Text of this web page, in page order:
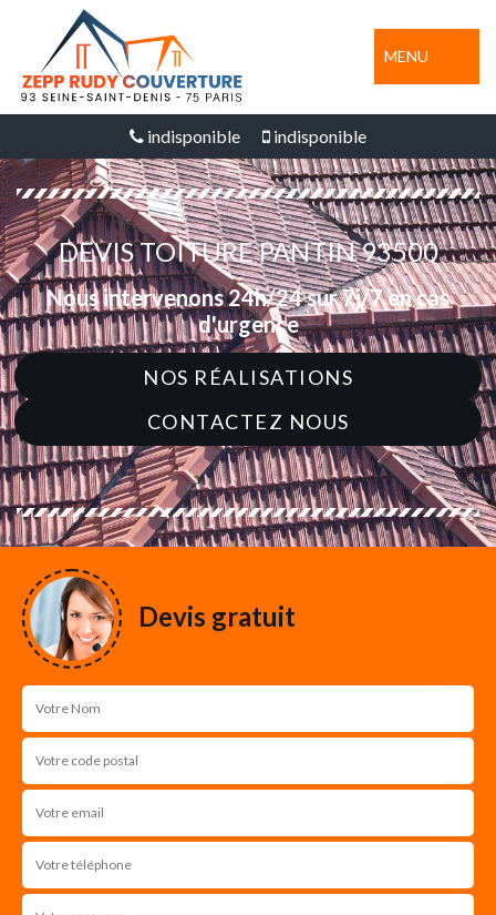
MENU
indisponible indisponible
DEVIS TOITURE PANTIN 93500
Nous intervenons 24h/24 sur 7j/7 en cas
d'urgence
NOS RÉALISATIONS
CONTACTEZ NOUS
Devis gratuit